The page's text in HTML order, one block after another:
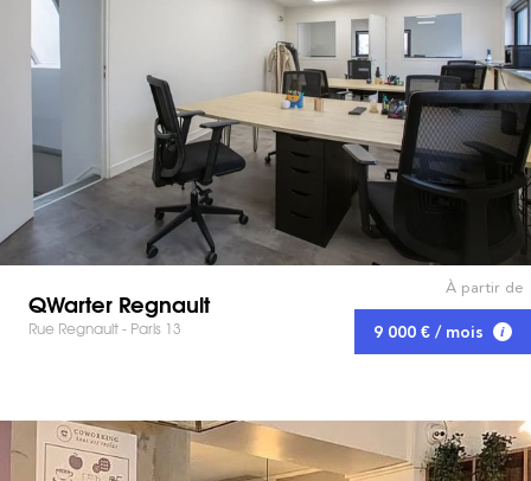
QWarter Regnault
Rue Regnault - Paris 13
À partir de
9 000 € / mois